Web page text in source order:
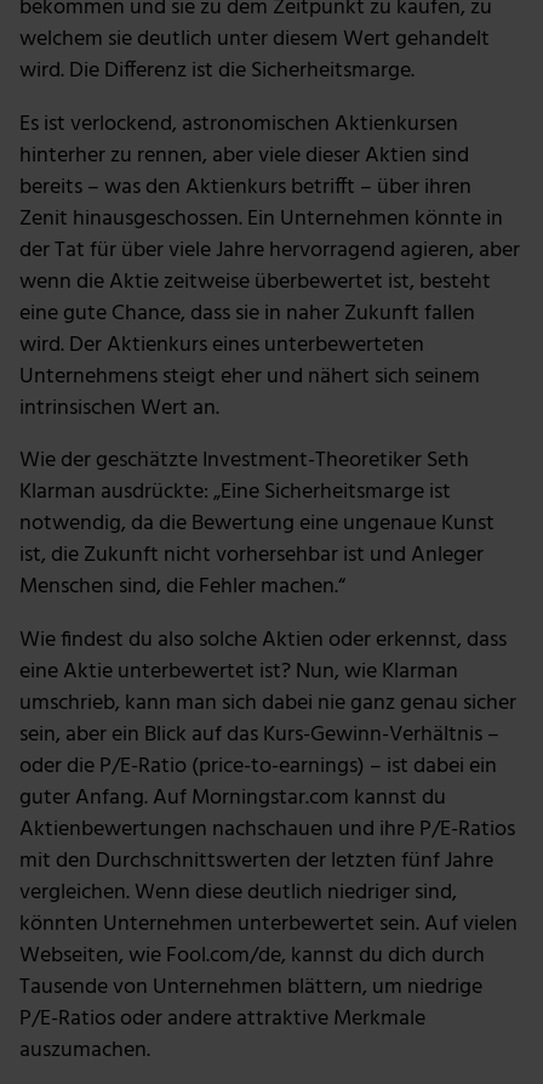
möglicherweise mit weiteren Daten zusammen, die du
ihnen bereitgestellt hast oder die sie im Rahmen deiner
bekommen und sie zu dem Zeitpunkt zu kaufen, zu
welchem sie deutlich unter diesem Wert gehandelt
wird. Die Differenz ist die Sicherheitsmarge.
Es ist verlockend, astronomischen Aktienkursen
hinterher zu rennen, aber viele dieser Aktien sind
bereits – was den Aktienkurs betrifft – über ihren
Zenit hinausgeschossen. Ein Unternehmen könnte in
der Tat für über viele Jahre hervorragend agieren, aber
wenn die Aktie zeitweise überbewertet ist, besteht
eine gute Chance, dass sie in naher Zukunft fallen
wird. Der Aktienkurs eines unterbewerteten
Unternehmens steigt eher und nähert sich seinem
intrinsischen Wert an.
Wie der geschätzte Investment-Theoretiker Seth
Klarman ausdrückte: „Eine Sicherheitsmarge ist
notwendig, da die Bewertung eine ungenaue Kunst
ist, die Zukunft nicht vorhersehbar ist und Anleger
Menschen sind, die Fehler machen.“
Wie findest du also solche Aktien oder erkennst, dass
eine Aktie unterbewertet ist? Nun, wie Klarman
umschrieb, kann man sich dabei nie ganz genau sicher
sein, aber ein Blick auf das Kurs-Gewinn-Verhältnis –
oder die P/E-Ratio (price-to-earnings) – ist dabei ein
guter Anfang. Auf Morningstar.com kannst du
Aktienbewertungen nachschauen und ihre P/E-Ratios
mit den Durchschnittswerten der letzten fünf Jahre
vergleichen. Wenn diese deutlich niedriger sind,
könnten Unternehmen unterbewertet sein. Auf vielen
Webseiten, wie Fool.com/de, kannst du dich durch
Tausende von Unternehmen blättern, um niedrige
P/E-Ratios oder andere attraktive Merkmale
auszumachen.